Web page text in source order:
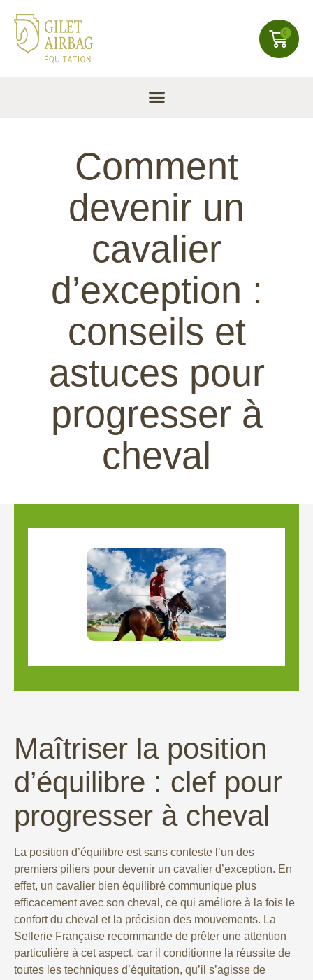
0
Comment
devenir un
cavalier
d’exception :
conseils et
astuces pour
progresser à
cheval
Maîtriser la position
d’équilibre : clef pour
progresser à cheval
La position d’équilibre est sans conteste l’un des
premiers piliers pour devenir un cavalier d’exception. En
effet, un cavalier bien équilibré communique plus
efficacement avec son cheval, ce qui améliore à la fois le
confort du cheval et la précision des mouvements. La
Sellerie Française recommande de prêter une attention
particulière à cet aspect, car il conditionne la réussite de
toutes les techniques d’équitation, qu’il s’agisse de